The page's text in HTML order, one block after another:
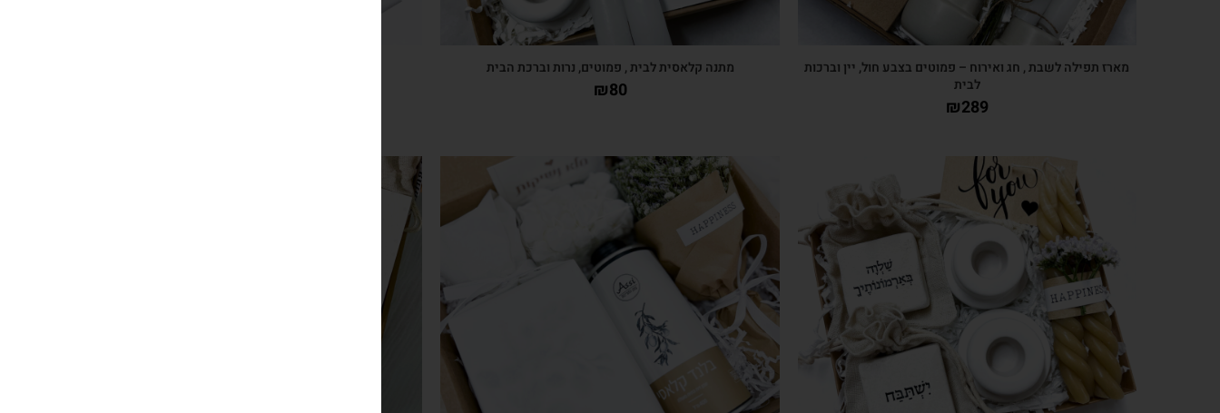
מארז תפילה לשבת , חג ואירוח – פמוטים בצבע חול, יין וברכות
לבית
₪289
מתנה קלאסית לבית , פמוטים, נרות וברכת הבית
₪80
צפייה מהירה צפייה מהירה